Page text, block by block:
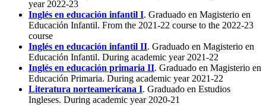
year 2022-23
Inglés en educación infantil I. Graduado en Magisterio en
Educación Infantil. From the 2021-22 course to the 2022-23
course
Inglés en educación infantil II. Graduado en Magisterio en
Educación Infantil. During academic year 2021-22
Inglés en educación primaria II. Graduado en Magisterio en
Educación Primaria. During academic year 2021-22
Literatura norteamericana I. Graduado en Estudios
Ingleses. During academic year 2020-21